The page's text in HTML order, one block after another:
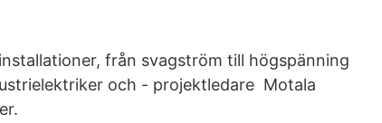
från svagström till högspänning
och - projektledare Motala